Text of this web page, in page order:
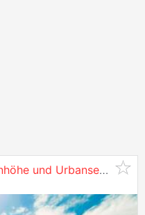
mit unverbaubarem Panoramablick."